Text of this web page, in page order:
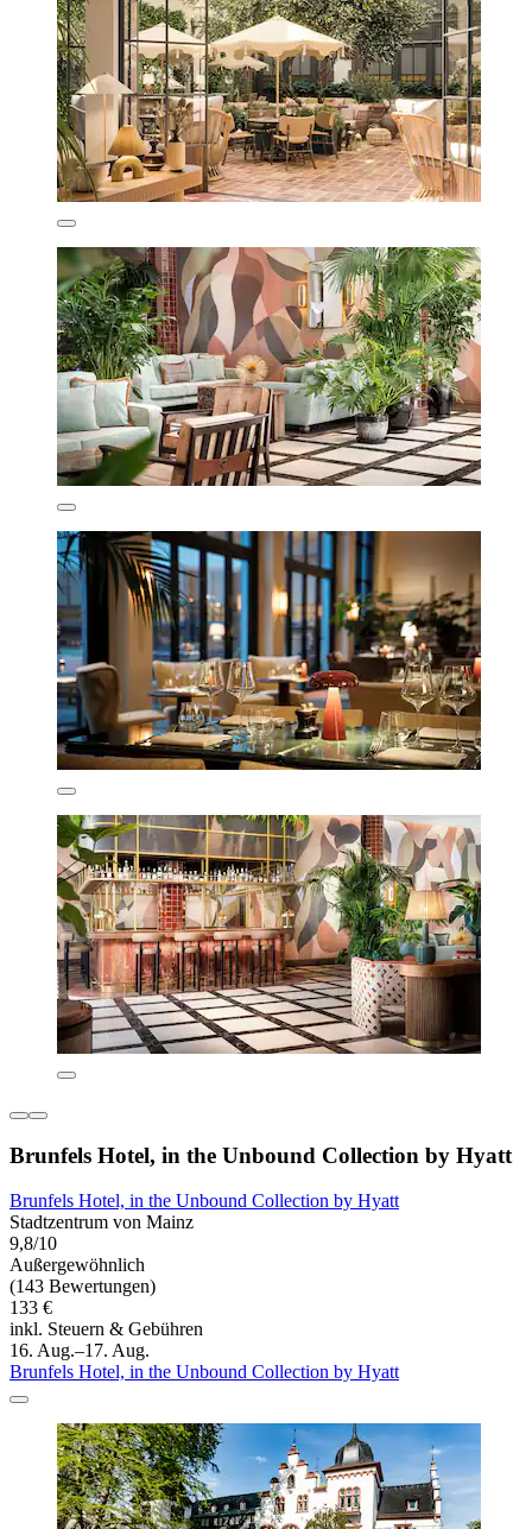
Brunfels Hotel, in the Unbound Collection by Hyatt
Brunfels Hotel, in the Unbound Collection by Hyatt
Stadtzentrum von Mainz
9,8/10
Außergewöhnlich
(143 Bewertungen)
133 €
inkl. Steuern & Gebühren
16. Aug.–17. Aug.
Brunfels Hotel, in the Unbound Collection by Hyatt